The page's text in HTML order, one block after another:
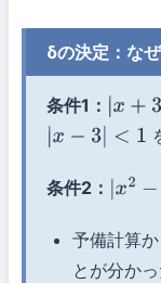
δの決定：な
条件1： |x+3 |<
x−3 <
条件2： |x2 −9
予備計算か
とが分か